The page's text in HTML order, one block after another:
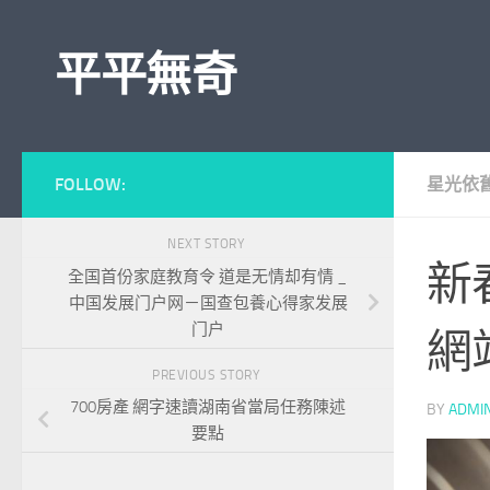
平平無奇
星光依
新
網
BY
FOLLOW:
NEXT STORY
全国首份家庭教育令 道是无情却有情 _
中国发展门户网－国查包養心得家发展
门户
PREVIOUS STORY
700房產 網字速讀湖南省當局任務陳述
要點